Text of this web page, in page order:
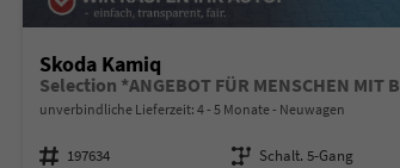
Skoda Kamiq
unverbindliche Lieferzeit: 4 - 5 Monate Neuwagen
Fahrzeugnummer 197634 Getriebe Schalt. 5-Gang